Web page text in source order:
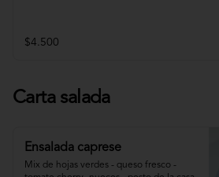
$4.500
Carta salada
Ensalada caprese
Mix de hojas verdes - queso fresco -